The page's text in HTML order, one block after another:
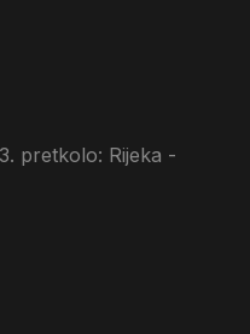
pretkolo: Rijeka -